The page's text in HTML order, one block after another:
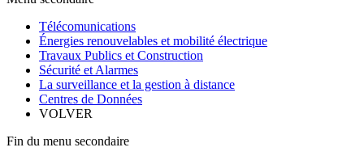
Télécomunications
Énergies renouvelables et mobilité électrique
Travaux Publics et Construction
Sécurité et Alarmes
La surveillance et la gestion à distance
Centres de Données
VOLVER
Fin du menu secondaire